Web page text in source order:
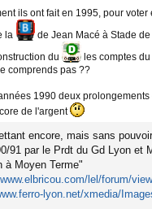
ils ont fait en 1995, pour voter
la
de Jean Macé à Stade
du
les comptes
comprends pas ??
1990 deux prolongements
de l'argent
encore, mais sans
91 par le Prdt du Gd Lyon et
à Moyen Terme"
lel/forum/
lyon.net/xmedia/